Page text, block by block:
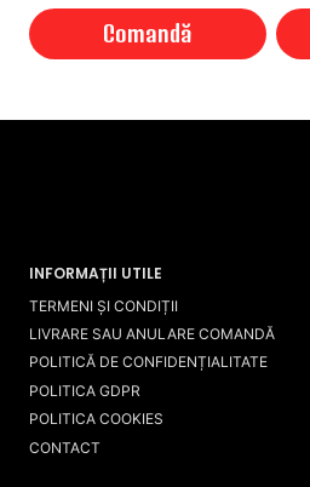
Comandă
INFORMAȚII UTILE
TERMENI ȘI CONDIȚII
LIVRARE SAU ANULARE COMANDĂ
POLITICĂ DE CONFIDENȚIALITATE
POLITICA GDPR
POLITICA COOKIES
CONTACT